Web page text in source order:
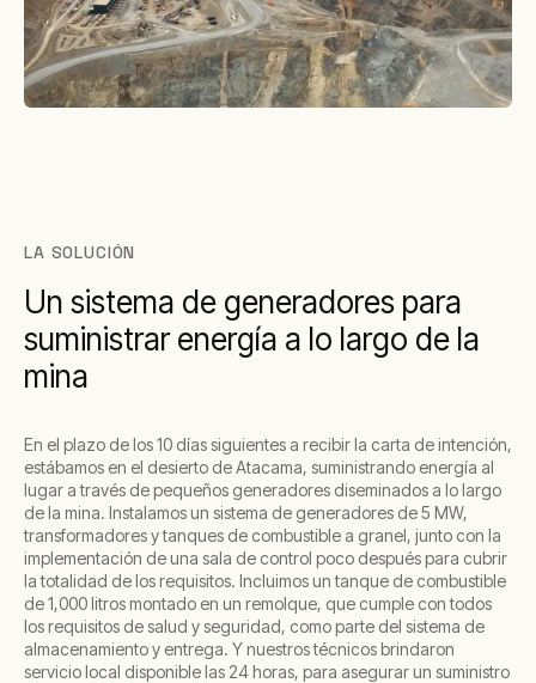
LA SOLUCIÓN
Un sistema de generadores para
suministrar energía a lo largo de la
mina
En el plazo de los 10 días siguientes a recibir la carta de intención,
estábamos en el desierto de Atacama, suministrando energía al
lugar a través de pequeños generadores diseminados a lo largo
de la mina. Instalamos un sistema de generadores de 5 MW,
transformadores y tanques de combustible a granel, junto con la
implementación de una sala de control poco después para cubrir
la totalidad de los requisitos. Incluimos un tanque de combustible
de 1,000 litros montado en un remolque, que cumple con todos
los requisitos de salud y seguridad, como parte del sistema de
almacenamiento y entrega. Y nuestros técnicos brindaron
servicio local disponible las 24 horas, para asegurar un suministro